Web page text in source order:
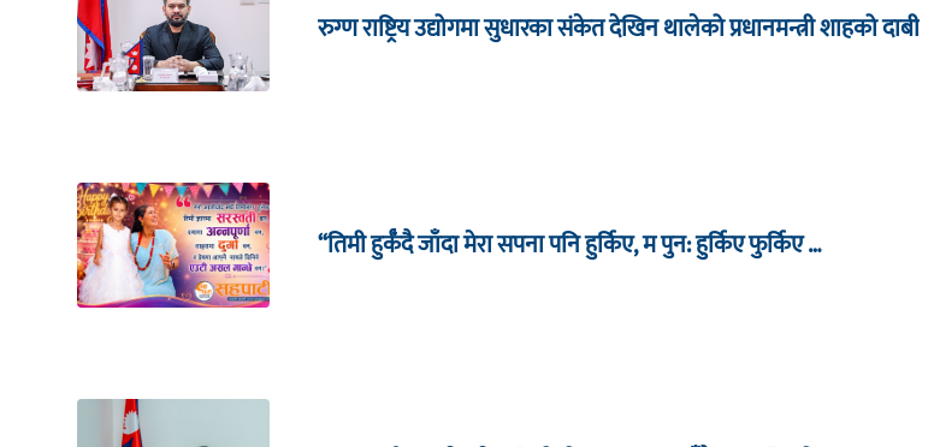
रुग्ण राष्ट्रिय उद्योगमा सुधारका संकेत देखिन थालेको प्रधानमन्त्री शाहको दाबी
“तिमी हुर्कँदै जाँदा मेरा सपना पनि हुर्किए, म पुन: हुर्किए फुर्किए …